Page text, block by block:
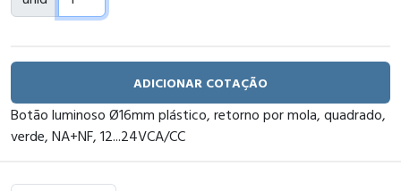
ADICIONAR COTAÇÃO
Botão luminoso Ø16mm plástico, retorno por mola, quadrado,
verde, NA+NF, 12...24VCA/CC